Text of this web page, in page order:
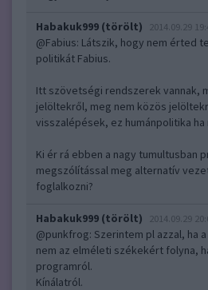
Habakuk999 (törölt) 2014.09.29
@Fabius: Látszik, hogy nem érted
politikát Fabius.
Itt szövetségi rendszerek vannak,
jelöltekről, meg nem közös
visszalépések, ez humánpolitika ha
Ki ér rá ebben a nagy tumultusban
megszólítással meg alternatív
foglalkozni?
Habakuk999 (törölt) 2014.09.29
@punkfrog: Szerintem pl azzal, ha
nem az elméleti székekért folyna,
programról.
Kínálatról.